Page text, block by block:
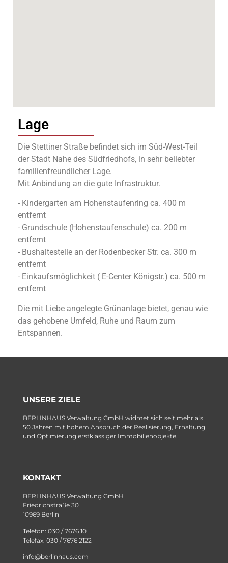
Lage
Die Stettiner Straße befindet sich im Süd-West-Teil
der Stadt Nahe des Südfriedhofs, in sehr beliebter
familienfreundlicher Lage.
Mit Anbindung an die gute Infrastruktur.
- Kindergarten am Hohenstaufenring ca. 400 m
entfernt
- Grundschule (Hohenstaufenschule) ca. 200 m
entfernt
- Bushaltestelle an der Rodenbecker Str. ca. 300 m
entfernt
- Einkaufsmöglichkeit ( E-Center Königstr.) ca. 500 m
entfernt
Die mit Liebe angelegte Grünanlage bietet, genau wie
das gehobene Umfeld, Ruhe und Raum zum
Entspannen.
UNSERE ZIELE
BERLINHAUS Verwaltung GmbH widmet sich seit mehr als
50 Jahren mit hohem Anspruch der Realisierung, Erhaltung
und Optimierung erstklassiger Immobilienobjekte.
KONTAKT
BERLINHAUS Verwaltung GmbH
Friedrichstraße 30
10969 Berlin
Telefon: 030 / 7676 10
Telefax: 030 / 7676 2122
info@berlinhaus.com